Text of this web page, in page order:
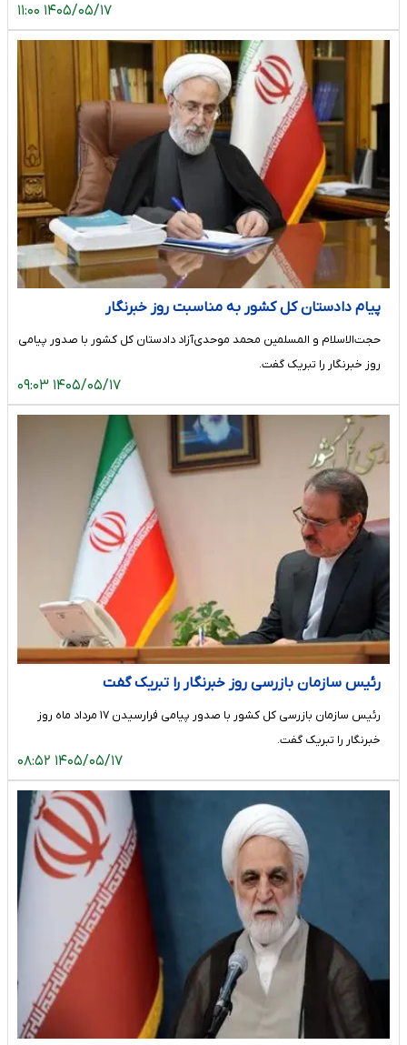
۱۴۰۵/۰۵/۱۷ ۱۱:۰۰
پیام دادستان کل کشور به مناسبت روز خبرنگار
حجت‌الاسلام و المسلمین محمد موحدی‌آزاد دادستان کل کشور با صدور پیامی
روز خبرنگار را تبریک گفت.
۱۴۰۵/۰۵/۱۷ ۰۹:۰۳
رئیس سازمان بازرسی روز خبرنگار را تبریک گفت
رئیس سازمان بازرسی کل کشور با صدور پیامی فرارسیدن ۱۷ مرداد ماه روز
خبرنگار را تبریک گفت.
۱۴۰۵/۰۵/۱۷ ۰۸:۵۲